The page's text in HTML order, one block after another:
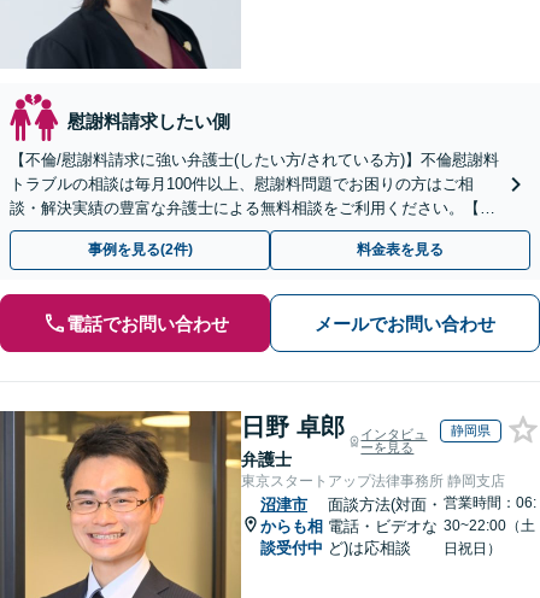
慰謝料請求したい側
【不倫/慰謝料請求に強い弁護士(したい方/されている方)】不倫慰謝料
トラブルの相談は毎月100件以上、慰謝料問題でお困りの方はご相
談・解決実績の豊富な弁護士による無料相談をご利用ください。【不
倫相談は初回0円】【全国対応】
事例を見る(2件) 料金表を見る
電話でお問い合わせ メールでお問い合わせ
日野 卓郎
弁護士
インタビュ
ーを見る
静岡県
東京スタートアップ法律事務所 静岡支店
沼津市
からも相
談受付中
面談方法(対面・
電話・ビデオな
ど)は応相談
営業時間：06:
30~22:00（土
日祝日）